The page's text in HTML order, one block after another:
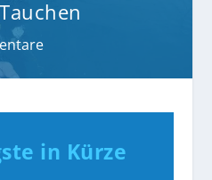
in Kürze